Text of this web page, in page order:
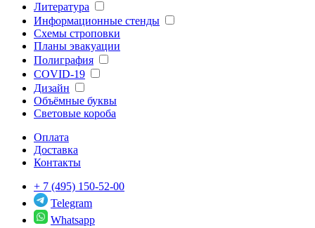
Литература
Информационные стенды
Схемы строповки
Планы эвакуации
Полиграфия
COVID-19
Дизайн
Объёмные буквы
Световые короба
Оплата
Доставка
Контакты
+ 7 (495) 150-52-00
Telegram
Whatsapp